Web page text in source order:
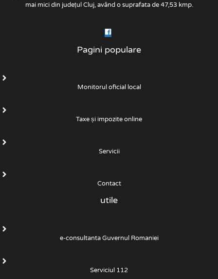
mai mici din județul Cluj, având o suprafata de 47,53 kmp.
Pagini populare
Monitorul oficial local
Taxe și impozite online
Servicii
Contact
utile
e-consultanta Guvernul Romaniei
Serviciul 112